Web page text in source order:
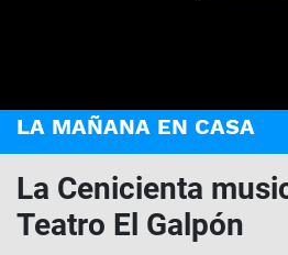
LA MAÑANA EN CASA
La Cenicienta
Teatro El Galpón